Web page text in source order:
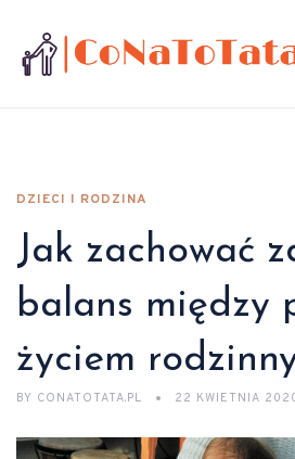
DZIECI I RODZINA
Jak zachować
balans między
życiem
BY CONATOTATA.PL 22 KWIETNIA